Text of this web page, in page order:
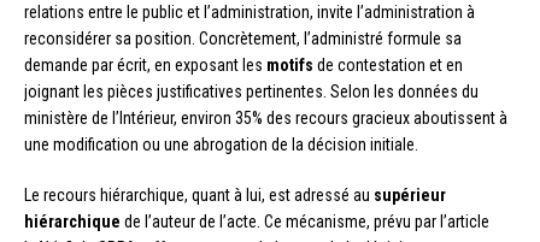
relations entre le public et l’administration, invite l’administration à
reconsidérer sa position. Concrètement, l’administré formule sa
demande par écrit, en exposant les motifs de contestation et en
joignant les pièces justificatives pertinentes. Selon les données du
ministère de l’Intérieur, environ 35% des recours gracieux aboutissent à
une modification ou une abrogation de la décision initiale.
Le recours hiérarchique, quant à lui, est adressé au supérieur
hiérarchique de l’auteur de l’acte. Ce mécanisme, prévu par l’article